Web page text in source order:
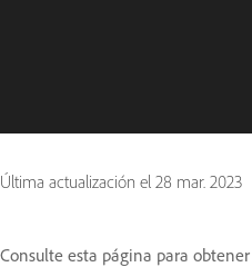
Última actualización el 28 mar. 2023
Consulte esta página para